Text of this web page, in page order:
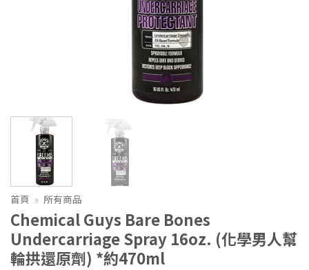
首頁 » 所有商品
Chemical Guys Bare Bones
Undercarriage Spray 16oz. (化學男人幫
輪拱還原劑) *約470ml